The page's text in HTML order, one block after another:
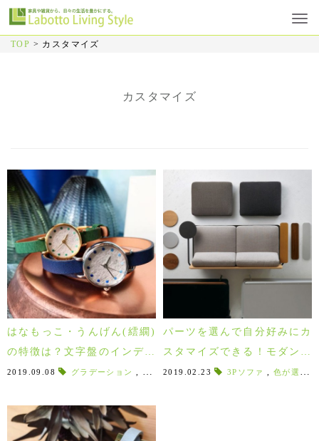
TOP > カスタマイズ
カスタマイズ
はなもっこ・うんげん(繧繝)
の特徴は？文字盤のインデッ
クスでグラデーションを取り
2019.09.08 グラデーション 伝統的, 伝統技法 , ベルト交換 ,銀箔,
パーツを選んで自分好みにカ
スタマイズできる！モダンス
タイルソファ『Plate Sofa』
2019.02.23 3Pソファ ,色が選べる